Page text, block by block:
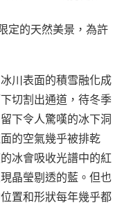
定的天然美景，為許
川表面的積雪融化成
切割出通道，待冬季
下令人驚嘆的冰下洞
的空氣幾乎被排乾
冰會吸收光譜中的紅
晶瑩剔透的藍。但也
置和形狀每年幾乎都